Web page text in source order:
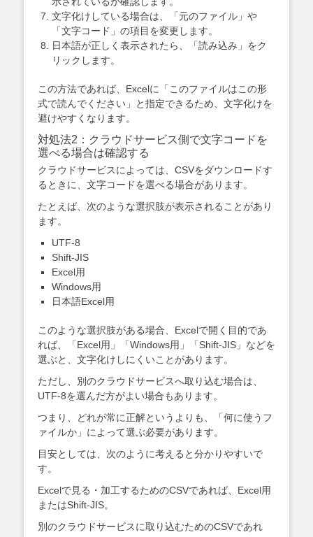
文字化けしている場合は、「元のファイル」や
「文字コード」の項目を変更します。
日本語が正しく表示されたら、「読み込み」をク
リックします。
この方法であれば、Excelに「このファイルはこの形
式で読んでください」と指定できるため、文字化けを
避けやすくなります。
対処法2：クラウドサービス側で文字コードを
選べる場合は確認する
クラウドサービスによっては、CSVをダウンロードす
るときに、文字コードを選べる場合があります。
たとえば、次のような選択肢が表示されることがあり
ます。
UTF-8
Shift-JIS
Excel用
Windows用
日本語Excel用
このような選択肢がある場合、Excelで開く目的であ
れば、「Excel用」「Windows用」「Shift-JIS」などを
選ぶと、文字化けしにくいことがあります。
ただし、別のクラウドサービスへ取り込む場合は、
UTF-8を選んだ方がよい場合もあります。
つまり、どれが常に正解というよりも、「何に使うフ
ァイルか」によって選ぶ必要があります。
目安としては、次のように考えると分かりやすいで
す。
Excelで見る・加工するためのCSVであれば、Excel用
またはShift-JIS。
別のクラウドサービスに取り込むためのCSVであれ